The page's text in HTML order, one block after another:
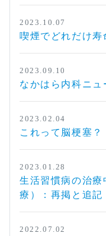
2023.10.07
喫煙でどれだけ寿
2023.09.10
なかはら内科ニュ
2023.02.04
これって脳梗塞？
2023.01.28
生活習慣病の治
療）：再掲と追記
2022.07.02